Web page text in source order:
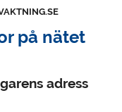
på nätet
adress